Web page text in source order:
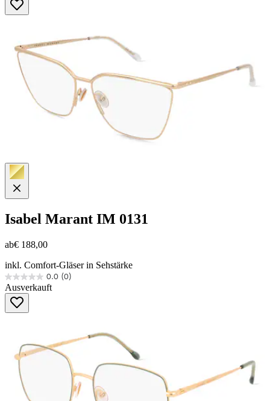
Sternen.
Isabel Marant IM 0131
ab€ 188,00
inkl. Comfort-Gläser in Sehstärke
0.0 (0)
0.0
von
Sternen.
Ausverkauft